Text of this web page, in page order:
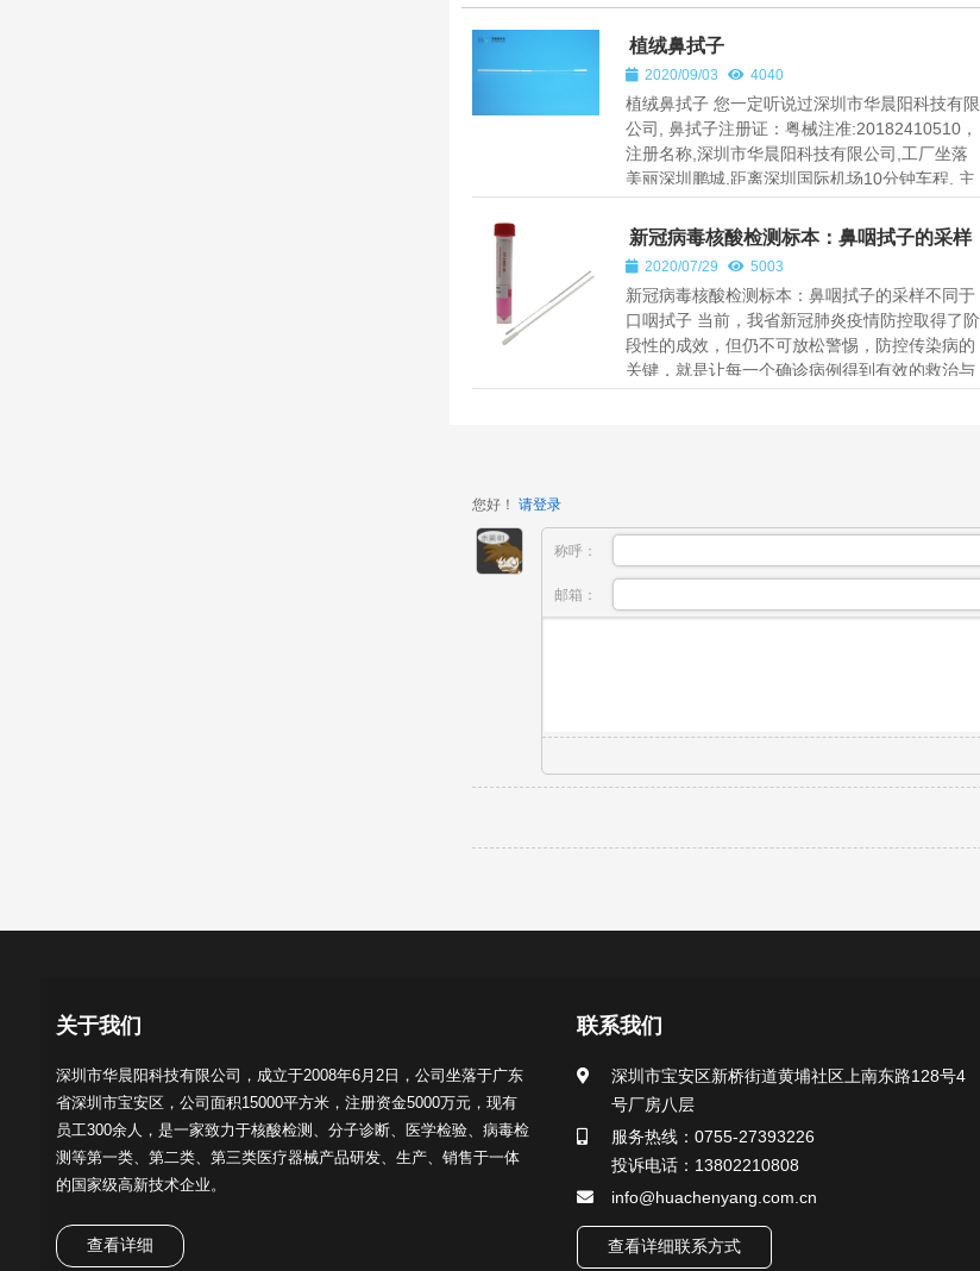
植绒鼻拭子
2020/09/03 4040
植绒鼻拭子 您一定听说过深圳市华晨阳科技有限
公司, 鼻拭子注册证：粤械注准:20182410510，
注册名称,深圳市华晨阳科技有限公司,工厂坐落
美丽深圳鹏城,距离深圳国际机场10分钟车程. 主
要的产品有植绒拭子，...
新冠病毒核酸检测标本：鼻咽拭子的采样
不同于口咽拭子
2020/07/29 5003
新冠病毒核酸检测标本：鼻咽拭子的采样不同于
口咽拭子 当前，我省新冠肺炎疫情防控取得了阶
段性的成效，但仍不可放松警惕，防控传染病的
关键，就是让每一个确诊病例得到有效的救治与
隔离，让每一个疑似病例能尽快...
您好！ 请登录
称呼：
邮箱：
关于我们
深圳市华晨阳科技有限公司，成立于2008年6月2日，公司坐落于广东
省深圳市宝安区，公司面积15000平方米，注册资金5000万元，现有
员工300余人，是一家致力于核酸检测、分子诊断、医学检验、病毒检
测等第一类、第二类、第三类医疗器械产品研发、生产、销售于一体
的国家级高新技术企业。
查看详细
联系我们
深圳市宝安区新桥街道黄埔社区上南东路128号4
号厂房八层
服务热线：0755-27393226
投诉电话：13802210808
info@huachenyang.com.cn
查看详细联系方式